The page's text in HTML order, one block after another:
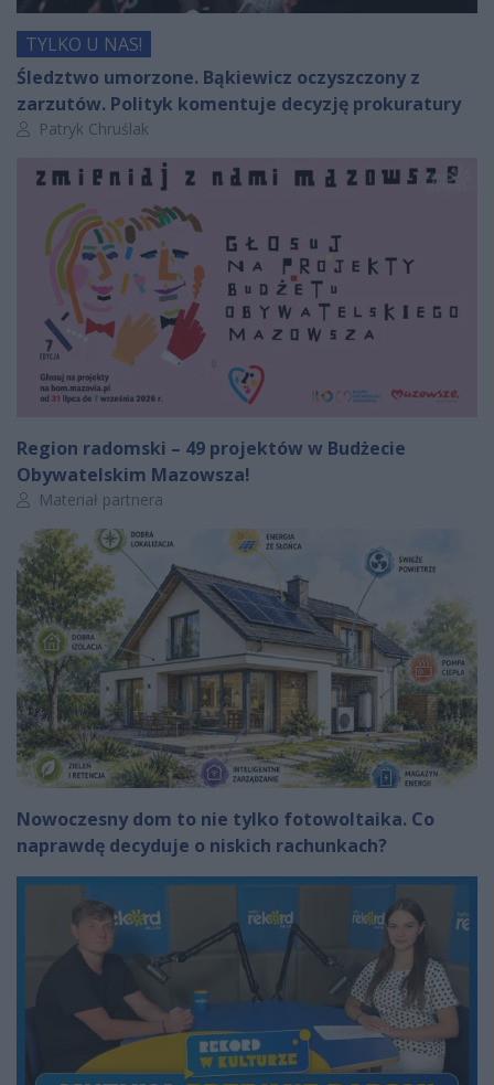
TYLKO U NAS!
Śledztwo umorzone. Bąkiewicz oczyszczony z
zarzutów. Polityk komentuje decyzję prokuratury
Autor artykułu:
Patryk Chruślak
Region radomski – 49 projektów w Budżecie
Obywatelskim Mazowsza!
Autor artykułu:
Materiał partnera
Nowoczesny dom to nie tylko fotowoltaika. Co
naprawdę decyduje o niskich rachunkach?